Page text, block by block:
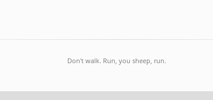
Don't walk. Run, you sheep, run.